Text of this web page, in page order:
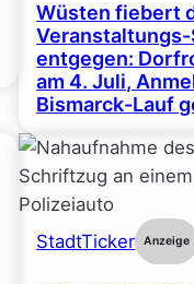
Wüsten fiebert
entgegen:
am 4. Juli,
Bismarck-Lauf
StadtTicker Anzeige